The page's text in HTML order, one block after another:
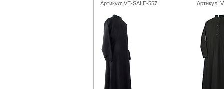
Артикул: VE-SALE-557 Артикул: